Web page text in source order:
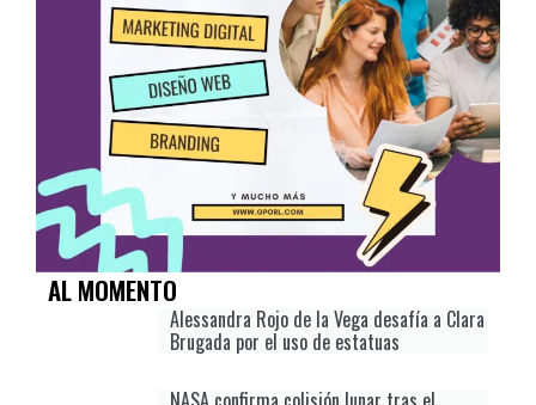
AL MOMENTO
Alessandra Rojo de la Vega desafía a Clara
Brugada por el uso de estatuas